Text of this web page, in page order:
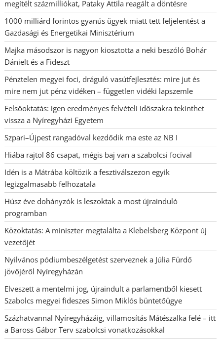
megítélt százmilliókat, Pataky Attila reagált a döntésre
1000 milliárd forintos gyanús ügyek miatt tett feljelentést a
Gazdasági és Energetikai Minisztérium
Majka másodszor is nagyon kiosztotta a neki beszóló Bohár
Dánielt és a Fideszt
Pénztelen megyei foci, dráguló vasútfejlesztés: mire jut és
mire nem jut pénz vidéken – független vidéki lapszemle
Felsőoktatás: igen eredményes felvételi időszakra tekinthet
vissza a Nyíregyházi Egyetem
Szpari–Újpest rangadóval kezdődik ma este az NB I
Hiába rajtol 86 csapat, mégis baj van a szabolcsi focival
Idén is a Mátrába költözik a fesztiválszezon egyik
legizgalmasabb felhozatala
Húsz éve dohányzók is leszoktak a most újrainduló
programban
Közoktatás: A miniszter megtalálta a Klebelsberg Központ új
vezetőjét
Nyilvános pódiumbeszélgetést szerveznek a Júlia Fürdő
jövőjéről Nyíregyházán
Elveszett a mentelmi jog, újraindult a parlamentből kiesett
Szabolcs megyei fideszes Simon Miklós büntetőügye
Százhatvannal Nyíregyházáig, villamosítás Mátészalka felé – itt
a Baross Gábor Terv szabolcsi vonatkozásokkal